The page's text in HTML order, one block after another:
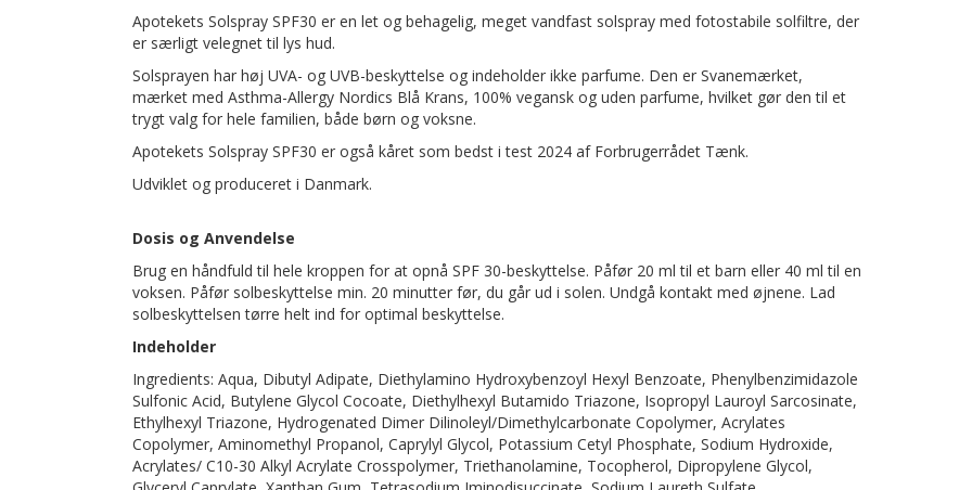
Apotekets Solspray SPF30 er en let og behagelig, meget vandfast solspray med fotostabile solfiltre, der
er særligt velegnet til lys hud.
Solsprayen har høj UVA- og UVB-beskyttelse og indeholder ikke parfume. Den er Svanemærket,
mærket med Asthma-Allergy Nordics Blå Krans, 100% vegansk og uden parfume, hvilket gør den til et
trygt valg for hele familien, både børn og voksne.
Apotekets Solspray SPF30 er også kåret som bedst i test 2024 af Forbrugerrådet Tænk.
Udviklet og produceret i Danmark.
Dosis og Anvendelse
Brug en håndfuld til hele kroppen for at opnå SPF 30-beskyttelse. Påfør 20 ml til et barn eller 40 ml til en
voksen. Påfør solbeskyttelse min. 20 minutter før, du går ud i solen. Undgå kontakt med øjnene. Lad
solbeskyttelsen tørre helt ind for optimal beskyttelse.
Indeholder
Ingredients: Aqua, Dibutyl Adipate, Diethylamino Hydroxybenzoyl Hexyl Benzoate, Phenylbenzimidazole
Sulfonic Acid, Butylene Glycol Cocoate, Diethylhexyl Butamido Triazone, Isopropyl Lauroyl Sarcosinate,
Ethylhexyl Triazone, Hydrogenated Dimer Dilinoleyl/Dimethylcarbonate Copolymer, Acrylates
Copolymer, Aminomethyl Propanol, Caprylyl Glycol, Potassium Cetyl Phosphate, Sodium Hydroxide,
Acrylates/ C10-30 Alkyl Acrylate Crosspolymer, Triethanolamine, Tocopherol, Dipropylene Glycol,